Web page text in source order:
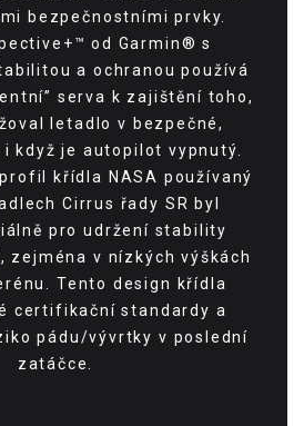
bezpečnostními prvky.
od Garmin® s
a ochranou používá
serva k zajištění toho,
letadlo v bezpečné,
když je autopilot vypnutý.
křídla NASA používaný
Cirrus řady SR byl
pro udržení stability
zejména v nízkých výškách
Tento design křídla
certifikační standardy a
pádu/vývrtky v poslední
zatáčce.